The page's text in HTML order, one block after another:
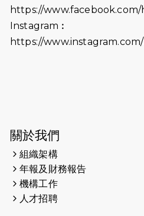
2026-06-18
猛龍長跑隊
2026-06-11
猛龍長跑隊
2026-05-22
2026-05-21
https://www.facebook.com/
Instagram︰
https://
關於我們
組織架構
年報及財務報告
機構工作
人才招聘